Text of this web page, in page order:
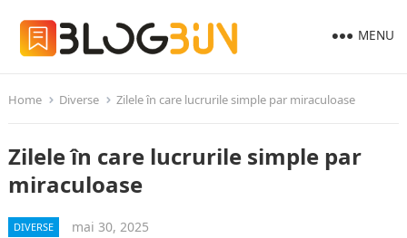
MENU
Home Diverse Zilele în care lucrurile simple par miraculoase
Zilele în care lucrurile simple par
miraculoase
DIVERSE mai 30, 2025